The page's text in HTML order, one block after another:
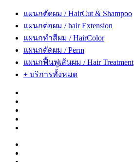
แผนกตัดผม / HairCut & Shampoo
แผนกต่อผม / hair Extension
แผนกทำสีผม / HairColor
แผนกดัดผม / Perm
แผนกฟื้นฟูเส้นผม / Hair Treatment
+ บริการทั้งหมด